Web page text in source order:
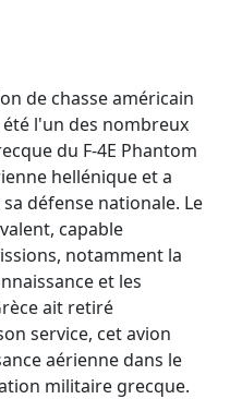
de chasse américain
l'un des nombreux
du F-4E Phantom
hellénique et a
défense nationale. Le
capable
notamment la
et les
ait retiré
service, cet avion
aérienne dans le
militaire grecque.